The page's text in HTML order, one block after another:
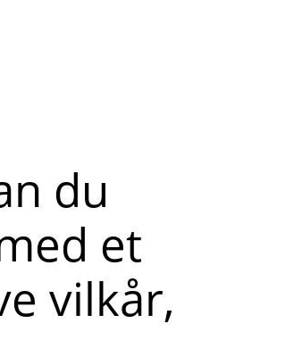
du
et
vilkår,